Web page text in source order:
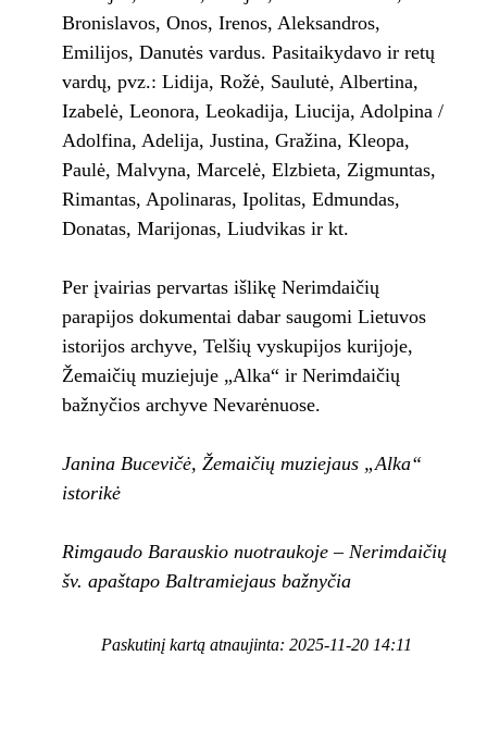
Bronislavos, Onos, Irenos, Aleksandros,
Emilijos, Danutės vardus. Pasitaikydavo ir retų
vardų, pvz.: Lidija, Rožė, Saulutė, Albertina,
Izabelė, Leonora, Leokadija, Liucija, Adolpina /
Adolfina, Adelija, Justina, Gražina, Kleopa,
Paulė, Malvyna, Marcelė, Elzbieta, Zigmuntas,
Rimantas, Apolinaras, Ipolitas, Edmundas,
Donatas, Marijonas, Liudvikas ir kt.
Per įvairias pervartas išlikę Nerimdaičių
parapijos dokumentai dabar saugomi Lietuvos
istorijos archyve, Telšių vyskupijos kurijoje,
Žemaičių muziejuje „Alka“ ir Nerimdaičių
bažnyčios archyve Nevarėnuose.
Janina Bucevičė, Žemaičių muziejaus „Alka“
istorikė
Rimgaudo Barauskio nuotraukoje – Nerimdaičių
šv. apaštapo Baltramiejaus bažnyčia
Paskutinį kartą atnaujinta: 2025-11-20 14:11